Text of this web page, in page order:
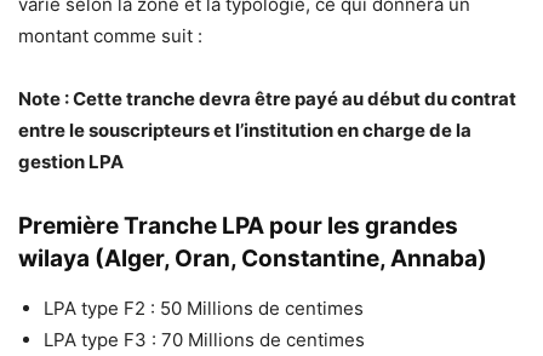
montant comme suit :
Note : Cette tranche devra être payé au début du contrat
entre le souscripteurs et l’institution en charge de la
gestion LPA
Première Tranche LPA pour les grandes
wilaya (Alger, Oran, Constantine, Annaba)
LPA type F2 : 50 Millions de centimes
LPA type F3 : 70 Millions de centimes